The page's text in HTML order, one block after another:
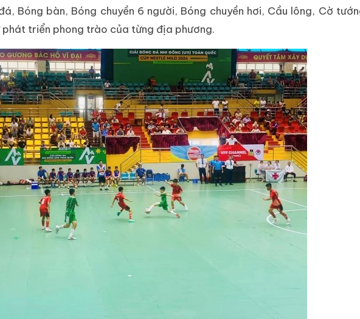
Bóng bàn, Bóng chuyền 6 người, Bóng chuyền hơi, Cầu lông, Cờ
triển phong trào của từng địa phương.